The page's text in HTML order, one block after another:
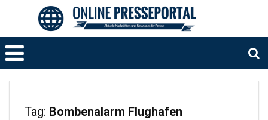
Tag: Bombenalarm Flughafen